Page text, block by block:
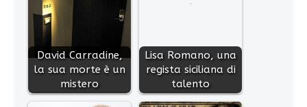
David Carradine,
la sua morte è un
mistero
Lisa Romano, una
regista siciliana di
talento